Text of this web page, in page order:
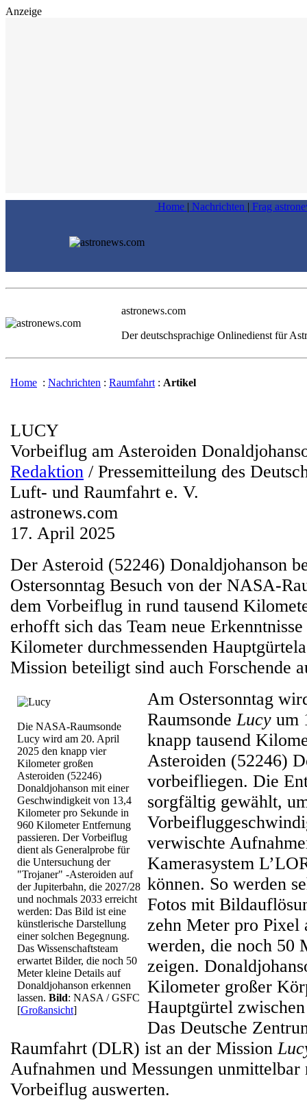
Anzeige
Home | Nachrichten | Frag
astronews.com
Der deutschsprachige Onlinedienst für
Home : Nachrichten : Raumfahrt : Artikel
LUCY
Vorbeiflug am Asteroiden
Redaktion / Pressemitteilung des
Luft- und Raumfahrt e. V.
astronews.com
17. April 2025
Der Asteroid (52246) Donaldjohanson
Ostersonntag Besuch von der NASA-
dem Vorbeiflug in rund tausend
erhofft sich das Team neue
Kilometer durchmessenden
Mission beteiligt sind auch Forschende
Die NASA-Raumsonde
Lucy wird am 20. April
2025 den knapp vier
Kilometer großen
Asteroiden (52246)
Donaldjohanson mit einer
Geschwindigkeit von 13,4
Kilometer pro Sekunde in
960 Kilometer Entfernung
passieren. Der Vorbeiflug
dient als Generalprobe für
die Untersuchung der
"Trojaner" -Asteroiden auf
der Jupiterbahn, die 2027/28
und nochmals 2033 erreicht
werden: Das Bild ist eine
künstlerische Darstellung
einer solchen Begegnung.
Das Wissenschaftsteam
erwartet Bilder, die noch 50
Meter kleine Details auf
Donaldjohanson erkennen
lassen. Bild: NASA / GSFC
[Großansicht]
Am Ostersonntag
RaumsondeLucy um
knapp tausend
Asteroiden (52246)
vorbeifliegen. Die
sorgfältig gewählt,
verwischte
Kamerasystem
können. So werden
Fotos mit
zehn Meter pro Pixel
werden, die noch 50
zeigen.
Kilometer großer
Hauptgürtel
Das Deutsche
Raumfahrt (DLR) ist an der Mission
Aufnahmen und Messungen unmittelbar
Vorbeiflug auswerten.